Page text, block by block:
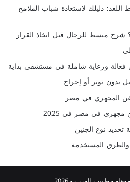
دليلك لاستعادة شباب الملامح
شرح مبسط للرجال قبل اتخاذ القرار
فعالة ورعاية شاملة في مستشفى بداية
بدون توتر أو إحراج
المجهري في مصر
في مصر في 2025
نوع الجنين
المستخدمة